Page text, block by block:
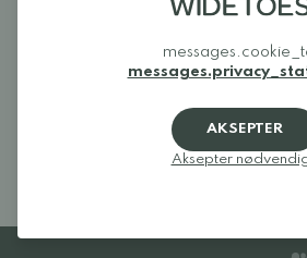
Det er ingen anmeldelser av
AKSEPTER
Aksepter